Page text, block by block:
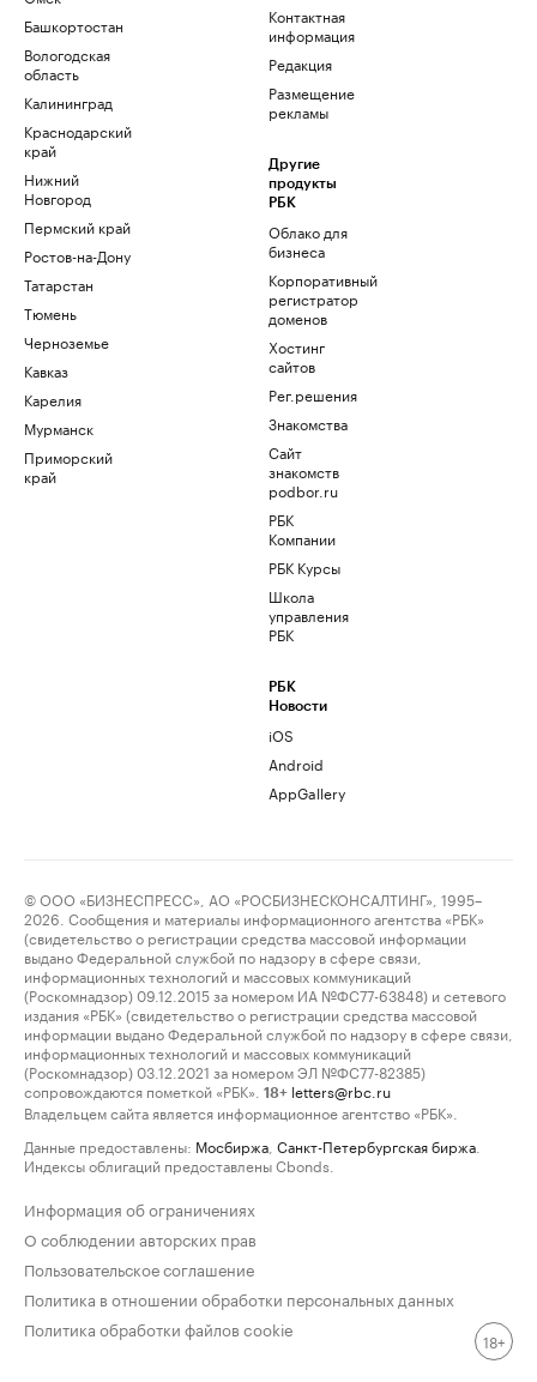
Башкортостан
Вологодская
область
Калининград
Краснодарский
край
Нижний
Новгород
Пермский край
Ростов-на-Дону
Татарстан
Тюмень
Черноземье
Кавказ
Карелия
Мурманск
Приморский
край
Контактная
информация
Редакция
Размещение
рекламы
Другие
продукты
РБК
Облако для
бизнеса
Корпоративный
регистратор
доменов
Хостинг
сайтов
Рег.решения
Знакомства
Сайт
знакомств
podbor.ru
РБК
Компании
РБК Курсы
Школа
управления
РБК
РБК
Новости
iOS
Android
AppGallery
© ООО «БИЗНЕСПРЕСС», АО «РОСБИЗНЕСКОНСАЛТИНГ», 1995–
2026. Сообщения и материалы информационного агентства «РБК»
(свидетельство о регистрации средства массовой информации
выдано Федеральной службой по надзору в сфере связи,
информационных технологий и массовых коммуникаций
(Роскомнадзор) 09.12.2015 за номером ИА №ФС77-63848) и сетевого
издания «РБК» (свидетельство о регистрации средства массовой
информации выдано Федеральной службой по надзору в сфере связи,
информационных технологий и массовых коммуникаций
(Роскомнадзор) 03.12.2021 за номером ЭЛ №ФС77-82385)
сопровождаются пометкой «РБК».
18+ letters@rbc.ru
Владельцем сайта является информационное агентство «РБК».
Данные предоставлены: Мосбиржа Санкт-Петербургская биржа
Индексы облигаций предоставлены Cbonds.
Информация об ограничениях
О соблюдении авторских прав
Пользовательское соглашение
Политика в отношении обработки персональных данных
Политика обработки файлов cookie
18+